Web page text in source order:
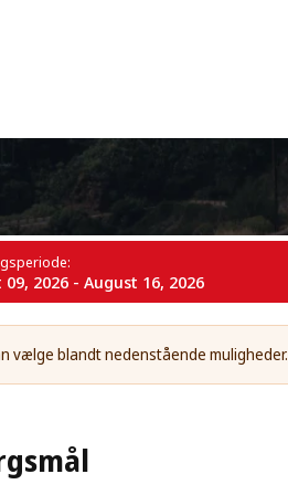
2026 - August 16, 2026
vælge blandt nedenstående muligheder.